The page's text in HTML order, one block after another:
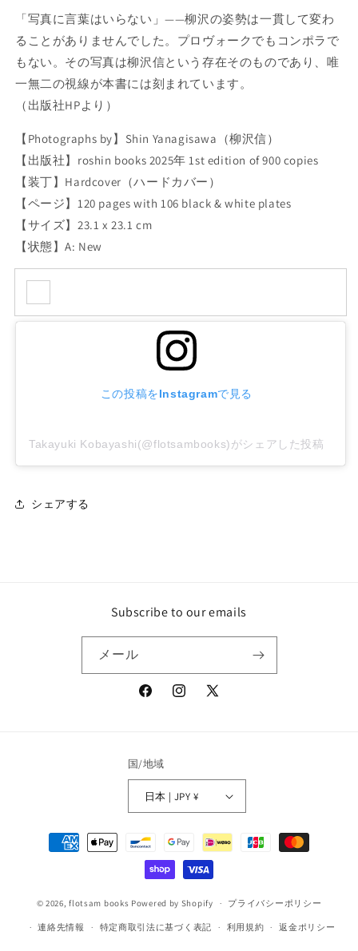
数
量
を
減
ら
す
数
量
を
増
や
す
「写真に言葉はいらない」——柳沢の姿勢は一貫して変わ
ることがありませんでした。プロヴォークでもコンポラで
もない。その写真は柳沢信という存在そのものであり、唯
一無二の視線が本書には刻まれています。
（出版社HPより）
【Photographs by】Shin Yanagisawa（柳沢信）
【出版社】roshin books 2025年 1st edition of 900 copies
【装丁】Hardcover（ハードカバー）
【ページ】120 pages with 106 black & white plates
【サイズ】23.1 x 23.1 cm
【状態】A: New
この投稿をInstagramで見る
Takayuki Kobayashi(@flotsambooks)がシェアした投稿
シェアする
Subscribe to our emails
メール
FacebookInstagram
X
国/地域
日本 | JPY ¥
法© 2026,flotsam books Powered by Shopify プライバシーポリシー
連絡先情報 特定商取引法に基づく表記 利用規約 返金ポリシー